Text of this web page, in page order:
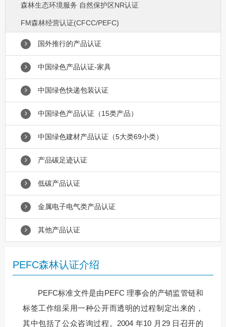
森林生态环境服务 自然保护区NR认证
FM森林经营认证(CFCC/PEFC)
国外推行的产品认证
中国绿色产品认证-家具
中国绿色快递包装认证
中国绿色产品认证（15类产品）
中国绿色建材产品认证（5大类69小类）
产品碳足迹认证
低碳产品认证
金属电子电气类产品认证
其他产品认证
PEFC森林认证介绍
PEFC标准文件是由PEFC 理事会的产销监管链和
标签工作组采用一种公开而透明的过程制定出来的，
其中包括了公众咨询过程。2004 年10 月29 日召开的